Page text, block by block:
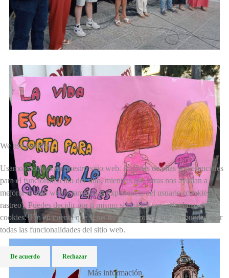
We use cookies
Usamos cookies en nuestro sitio web. Algunas de ellas son esenciales
para el funcionamiento del sitio, mientras que otras nos ayudan a
mejorar el sitio web y también la experiencia del usuario (cookies de
rastreo). Puedes decidir por ti mismo si quieres permitir el uso de las
cookies. Ten en cuenta que si las rechazas, puede que no puedas usar
todas las funcionalidades del sitio web.
De acuerdo Rechazar
Más información